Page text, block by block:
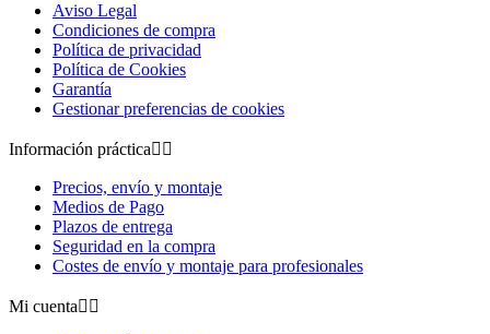
Aviso Legal
Condiciones de compra
Política de privacidad
Política de Cookies
Garantía
Gestionar preferencias de cookies
Información práctica 
Precios, envío y montaje
Medios de Pago
Plazos de entrega
Seguridad en la compra
Costes de envío y montaje para profesionales
Mi cuenta 